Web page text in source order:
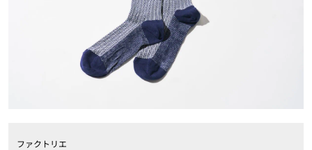
ファクトリエ